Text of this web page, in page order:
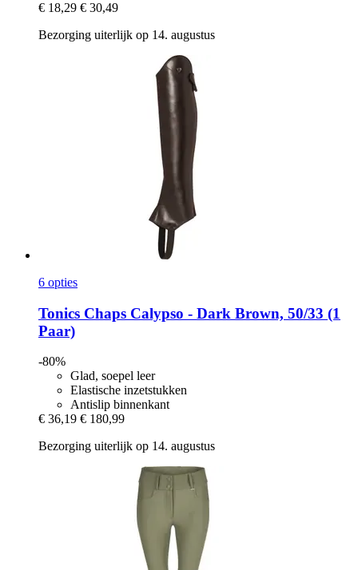
€ 18,29 € 30,49
Bezorging uiterlijk op 14. augustus
6 opties
Tonics Chaps Calypso -​ Dark Brown, 50/33 (1
Paar)
-80%
Glad, soepel leer
Elastische inzetstukken
Antislip binnenkant
€ 36,19 € 180,99
Bezorging uiterlijk op 14. augustus